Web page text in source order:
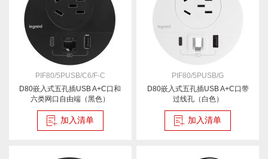
PIF80/5PUSB/C6/F-C
D80嵌入式五孔插USB A+C口和
六类网口自由端（黑色）
加入清单
PIF80/5PUSB/G
D80嵌入式五孔插USB A+C口带
过线孔（白色）
加入清单